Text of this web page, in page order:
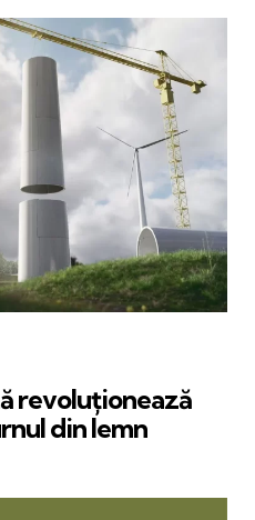
revoluționează
din lemn